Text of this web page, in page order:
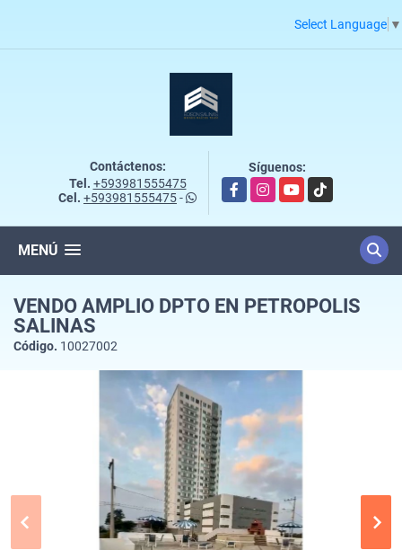
Select Language ▼
Contáctenos:
Tel. +593981555475
Cel. +593981555475-
Síguenos:
FacebookInstagramYouTubeTikTok
MENÚ
VENDO AMPLIO DPTO EN PETROPOLIS
SALINAS
Código. 10027002